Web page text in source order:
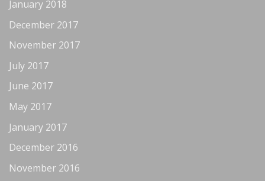
January 2018
December 2017
November 2017
July 2017
June 2017
May 2017
January 2017
December 2016
November 2016